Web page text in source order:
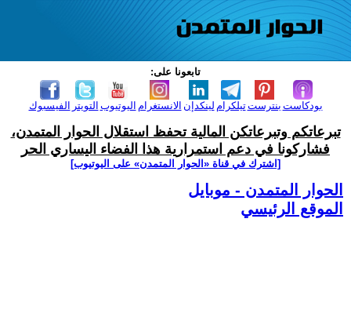
تابعونا على:
الفيسبوك التويتر اليوتيوب الانستغرام لينكدإن تيلكرامبنترست بودكاست
تبرعاتكم وتبرعاتكن المالية تحفظ استقلال الحوار المتمدن،
فشاركونا في دعم استمرارية هذا الفضاء اليساري الحر
[اشترك في قناة ‫«الحوار المتمدن» على اليوتيوب]
الحوار المتمدن - موبايل
الموقع الرئيسي